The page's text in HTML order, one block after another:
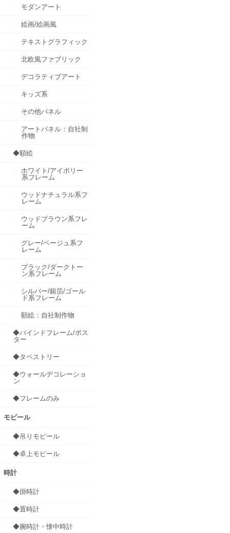
モダンアート
絵画/絵画風
テキストグラフィック
北欧風ファブリック
デコラティブアート
キッズ系
その他パネル
アートパネル：自社制
作物
◆額絵
ホワイト/アイボリー
系フレーム
ウッドナチュラル系フ
レーム
ウッドブラウン系フレ
ーム
グレー/ベージュ系フ
レーム
ブラック/ダークトー
ン系フレーム
シルバー/銀箔/ゴール
ド系フレーム
額絵：自社制作物
◆バインドフレーム/ポス
ター
◆タペストリー
◆ウォールデコレーショ
ン
◆フレームのみ
モビール
◆吊りモビール
◆卓上モビール
時計
◆掛時計
◆置時計
◆腕時計・懐中時計